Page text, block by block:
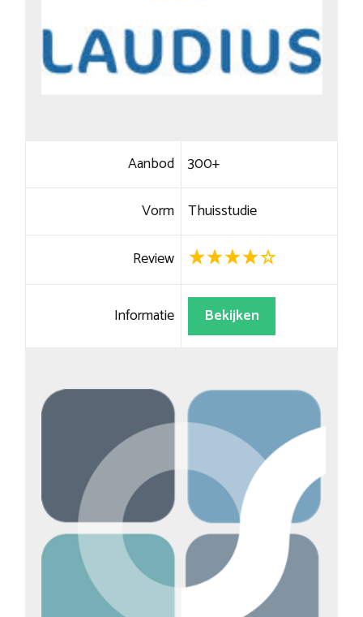
Aanbod 300+
Vorm Thuisstudie
Review
Informatie Bekijken